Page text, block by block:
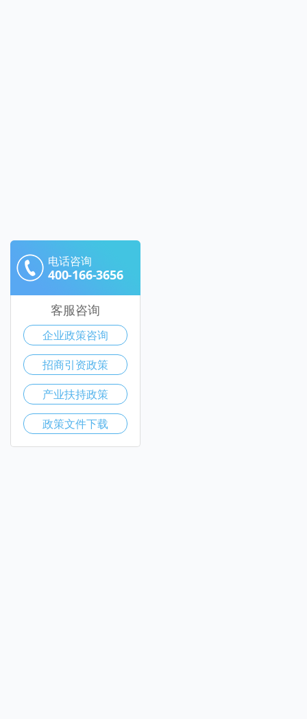
电话咨询
400-166-3656
客服咨询
企业政策咨询
招商引资政策
产业扶持政策
政策文件下载